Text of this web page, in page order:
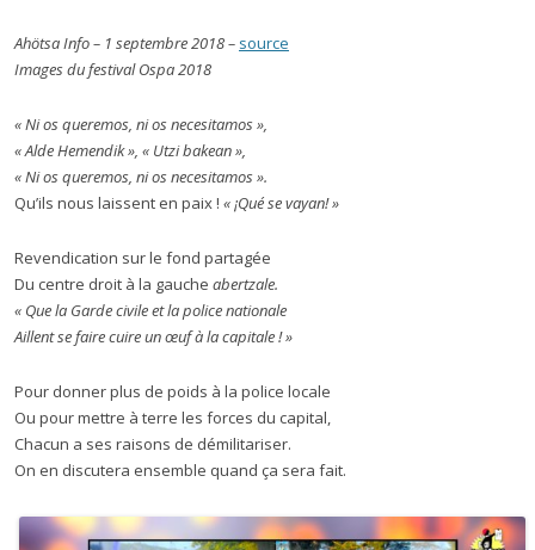
Ahötsa Info – 1 septembre 2018 – source
Images du festival Ospa 2018
« Ni os queremos, ni os necesitamos »,
« Alde Hemendik », « Utzi bakean »,
« Ni os queremos, ni os necesitamos ».
Qu’ils nous laissent en paix ! « ¡Quése vayan! »
Revendication sur le fond partagée
Du centre droit à la gauche abertzale.
« Que la Garde civile et la police nationale
Aillent se faire cuire un œuf à la capitale ! »
Pour donner plus de poids à la police locale
Ou pour mettre à terre les forces du capital,
Chacun a ses raisons de démilitariser.
On en discutera ensemble quand ça sera fait.